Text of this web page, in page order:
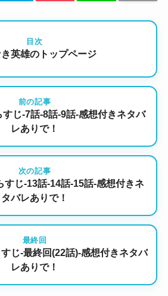
目次
英雄のトップページ
前の記事
じ-7話-8話-9話-感想付きネタバ
レありで！
次の記事
すじ-13話-14話-15話-感想付きネ
タバレありで！
最終回
じ-最終回(22話)-感想付きネタバ
レありで！